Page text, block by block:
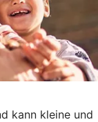
kann kleine und